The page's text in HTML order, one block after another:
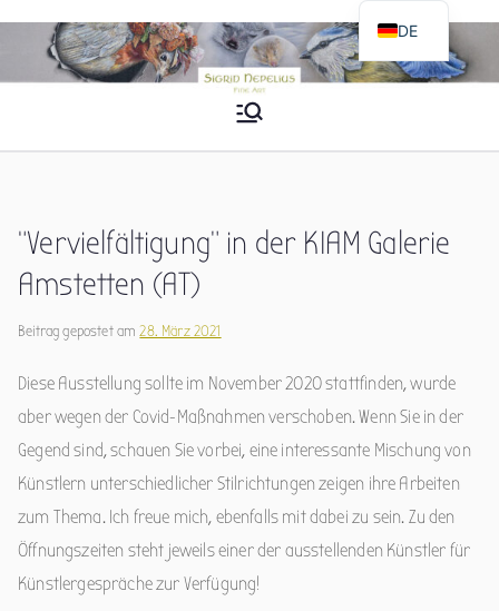
springen
Sigrid Nepelius
Fine Art
“Vervielfältigung” in der KIAM Galerie
Amstetten (AT)
Beitrag gepostet am28. März 2021
Diese Ausstellung sollte im November 2020 stattfinden, wurde
aber wegen der Covid-Maßnahmen verschoben. Wenn Sie in der
Gegend sind, schauen Sie vorbei, eine interessante Mischung von
Künstlern unterschiedlicher Stilrichtungen zeigen ihre Arbeiten
zum Thema. Ich freue mich, ebenfalls mit dabei zu sein. Zu den
Öffnungszeiten steht jeweils einer der ausstellenden Künstler für
Künstlergespräche zur Verfügung!
DE
EN